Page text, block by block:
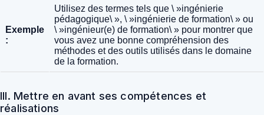
Exemple
:
Utilisez des termes tels que \ »ingénierie
pédagogique\ », \ »ingénierie de formation\ » ou
\ »ingénieur(e) de formation\ » pour montrer que
vous avez une bonne compréhension des
méthodes et des outils utilisés dans le domaine
de la formation.
III. Mettre en avant ses compétences et
réalisations